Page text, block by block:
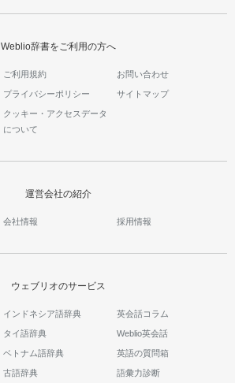
Weblio辞書をご利用の方へ
ご利用規約 お問い合わせ
プライバシーポリシー サイトマップ
クッキー・アクセスデータ
について
運営会社の紹介
会社情報 採用情報
ウェブリオのサービス
インドネシア語辞典
タイ語辞典
ベトナム語辞典
古語辞典
英会話コラム
Weblio英会話
英語の質問箱
語彙力診断